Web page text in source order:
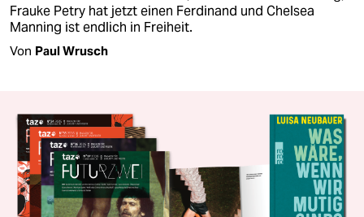
Frauke Petry hat jetzt einen Ferdinand und Chelsea
Manning ist endlich in Freiheit.
Von Paul Wrusch